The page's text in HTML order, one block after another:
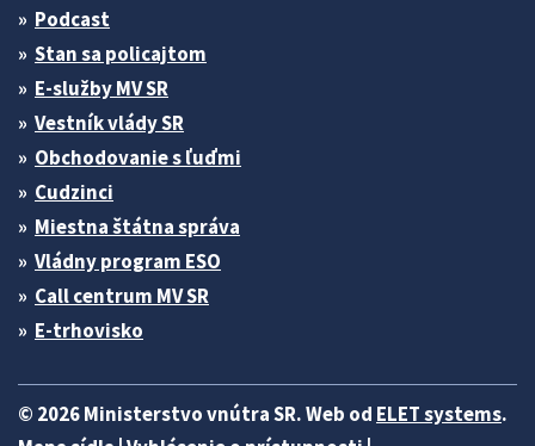
Podcast
Stan sa policajtom
E-služby MV SR
Vestník vlády SR
Obchodovanie s ľuďmi
Cudzinci
Miestna štátna správa
Vládny program ESO
Call centrum MV SR
E-trhovisko
© 2026 Ministerstvo vnútra SR. Web od ELET systems.